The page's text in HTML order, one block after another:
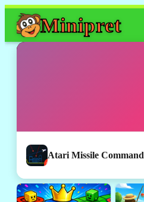
Minipret
Atari Missile Command